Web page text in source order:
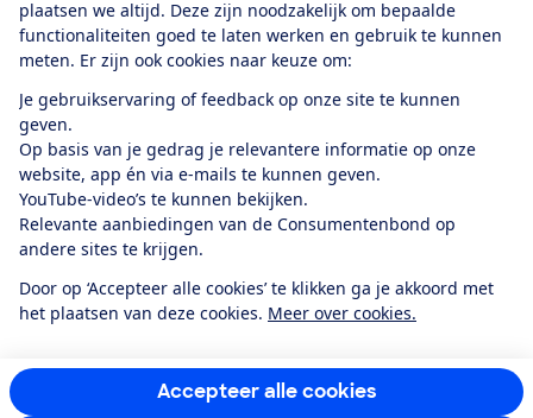
plaatsen we altijd. Deze zijn noodzakelijk om bepaalde
functionaliteiten goed te laten werken en gebruik te kunnen
meten. Er zijn ook cookies naar keuze om:
Je gebruikservaring of feedback op onze site te kunnen
geven.
Op basis van je gedrag je relevantere informatie op onze
website, app én via e-mails te kunnen geven.
YouTube-video’s te kunnen bekijken.
Relevante aanbiedingen van de Consumentenbond op
andere sites te krijgen.
Door op ‘Accepteer alle cookies’ te klikken ga je akkoord met
het plaatsen van deze cookies. Meer over cookies.
Accepteer alle cookies
Alles over de
app
Algemene Voorwaarden
Privacyverklaring
Cookiebeleid
Privacyvoorkeuren
Toegankelijkheid
RSS-feed nieuws
Facebook
TwitterInstagram
YoutubeLinkedIn
12.901consumentenbeoordelen de Consumentenbondmet gemiddeld